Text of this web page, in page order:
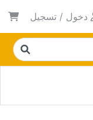
دخول / تسجيل